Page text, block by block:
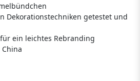
Dekorationstechniken getestet und
ein leichtes Rebranding
China